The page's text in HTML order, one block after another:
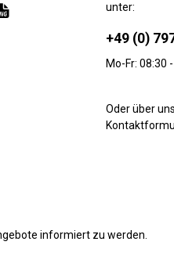
unter:
+49 (0)
Mo-Fr: 08:30
Oder über
informiert zu werden.